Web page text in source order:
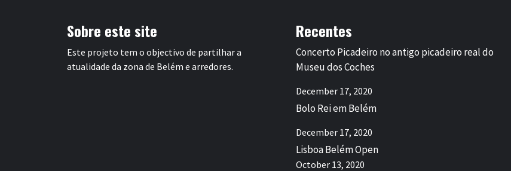
Sobre este site
Este projeto tem o objectivo de partilhar a
atualidade da zona de Belém e arredores.
Recentes
Concerto Picadeiro no antigo picadeiro real do
Museu dos Coches
December 17, 2020
Bolo Rei em Belém
December 17, 2020
Lisboa Belém Open
October 13, 2020